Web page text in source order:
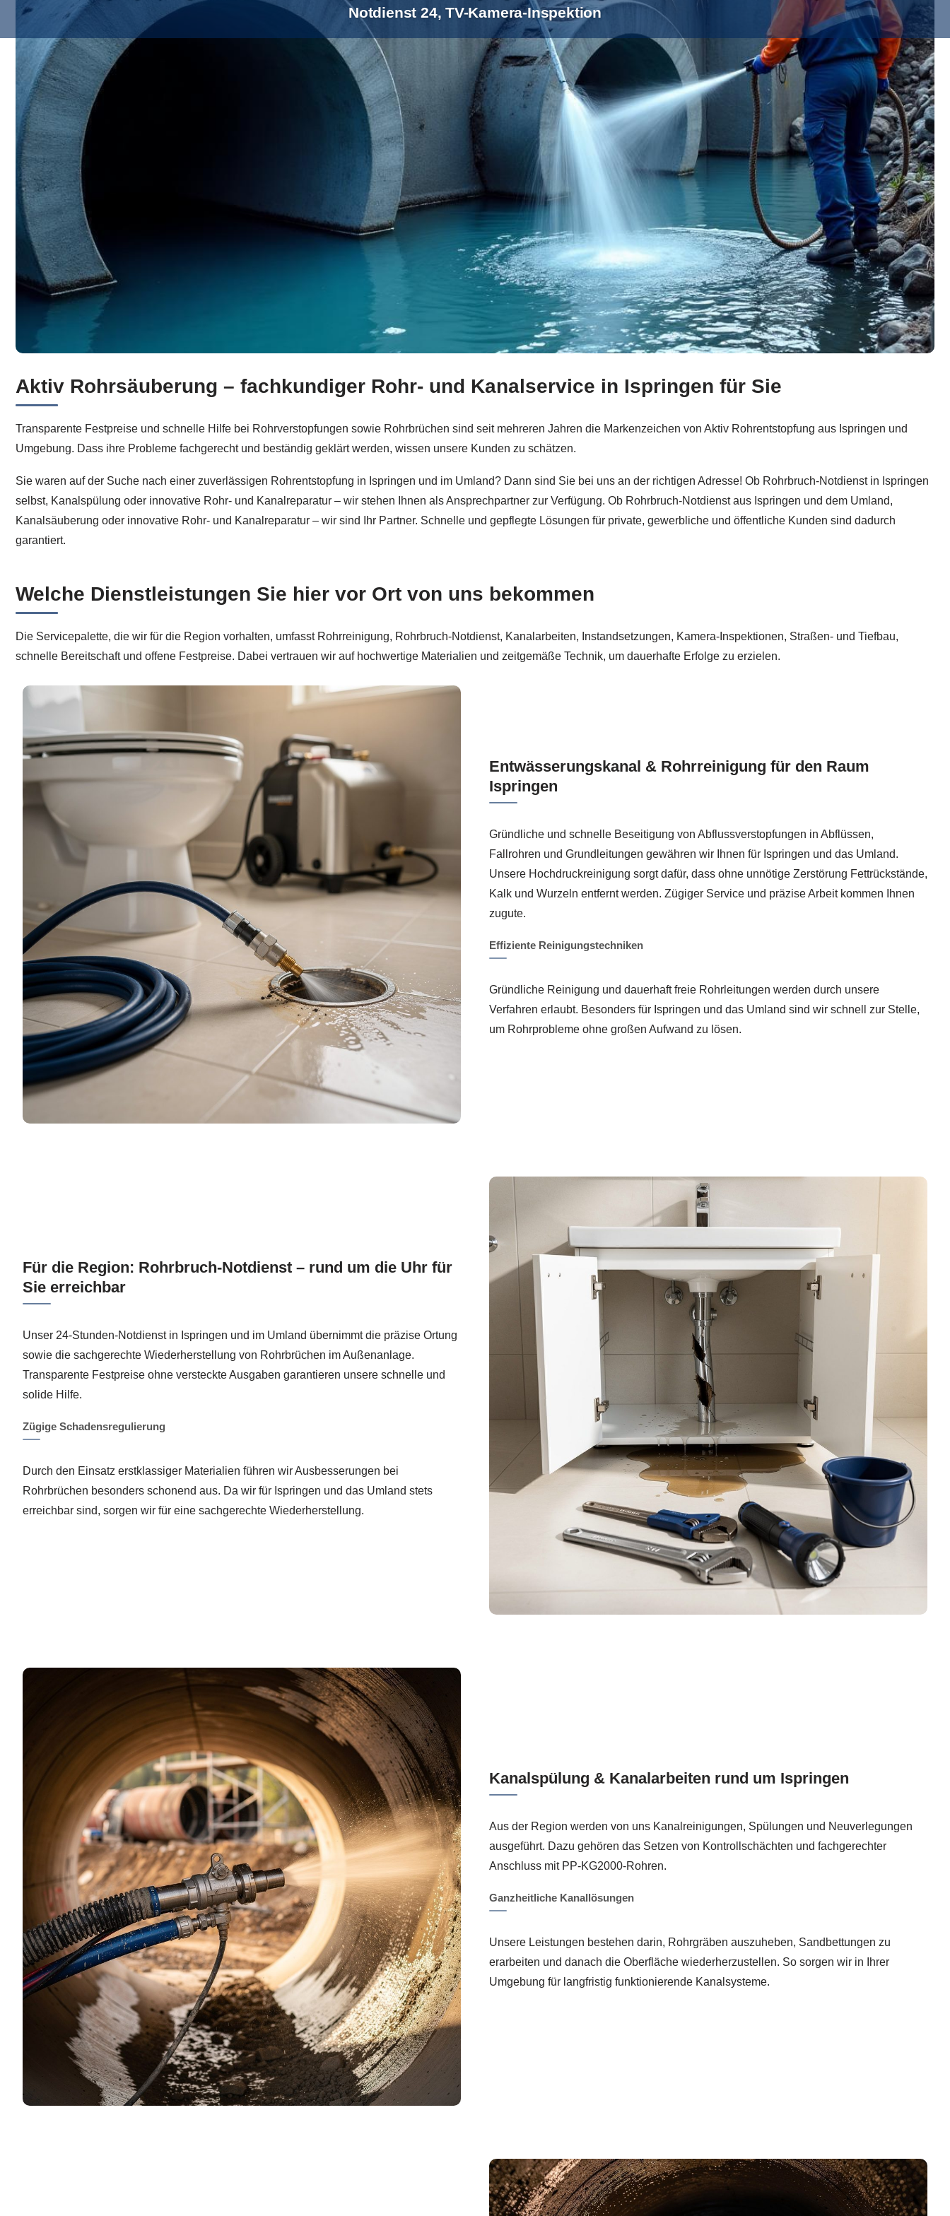
Notdienst 24, TV-Kamera-Inspektion
Werfen Sie einen Blick auf Rohrreinigung in Ispringen bei ↗️Aktiv Rohrreinigung sowie ✓Rohrbruch-Notdienst 24, Rohr- und Kanalsanierung, Kanalreinigung &
Aktiv Rohrsäuberung – fachkundiger Rohr- und Kanalservice in Ispringen für Sie
Transparente Festpreise und schnelle Hilfe bei Rohrverstopfungen sowie Rohrbrüchen sind seit mehreren Jahren die Markenzeichen von Aktiv Rohrentstopfung aus Ispringen und
Umgebung. Dass ihre Probleme fachgerecht und beständig geklärt werden, wissen unsere Kunden zu schätzen.
Sie waren auf der Suche nach einer zuverlässigen Rohrentstopfung in Ispringen und im Umland? Dann sind Sie bei uns an der richtigen Adresse! Ob Rohrbruch-Notdienst in Ispringen
selbst, Kanalspülung oder innovative Rohr- und Kanalreparatur – wir stehen Ihnen als Ansprechpartner zur Verfügung. Ob Rohrbruch-Notdienst aus Ispringen und dem Umland,
Kanalsäuberung oder innovative Rohr- und Kanalreparatur – wir sind Ihr Partner. Schnelle und gepflegte Lösungen für private, gewerbliche und öffentliche Kunden sind dadurch
garantiert.
Welche Dienstleistungen Sie hier vor Ort von uns bekommen
Die Servicepalette, die wir für die Region vorhalten, umfasst Rohrreinigung, Rohrbruch-Notdienst, Kanalarbeiten, Instandsetzungen, Kamera-Inspektionen, Straßen- und Tiefbau,
schnelle Bereitschaft und offene Festpreise. Dabei vertrauen wir auf hochwertige Materialien und zeitgemäße Technik, um dauerhafte Erfolge zu erzielen.
Entwässerungskanal & Rohrreinigung für den Raum
Ispringen
Gründliche und schnelle Beseitigung von Abflussverstopfungen in Abflüssen,
Fallrohren und Grundleitungen gewähren wir Ihnen für Ispringen und das Umland.
Unsere Hochdruckreinigung sorgt dafür, dass ohne unnötige Zerstörung Fettrückstände,
Kalk und Wurzeln entfernt werden. Zügiger Service und präzise Arbeit kommen Ihnen
zugute.
Effiziente Reinigungstechniken
Gründliche Reinigung und dauerhaft freie Rohrleitungen werden durch unsere
Verfahren erlaubt. Besonders für Ispringen und das Umland sind wir schnell zur Stelle,
um Rohrprobleme ohne großen Aufwand zu lösen.
Für die Region: Rohrbruch-Notdienst – rund um die Uhr für
Sie erreichbar
Unser 24-Stunden-Notdienst in Ispringen und im Umland übernimmt die präzise Ortung
sowie die sachgerechte Wiederherstellung von Rohrbrüchen im Außenanlage.
Transparente Festpreise ohne versteckte Ausgaben garantieren unsere schnelle und
solide Hilfe.
Zügige Schadensregulierung
Durch den Einsatz erstklassiger Materialien führen wir Ausbesserungen bei
Rohrbrüchen besonders schonend aus. Da wir für Ispringen und das Umland stets
erreichbar sind, sorgen wir für eine sachgerechte Wiederherstellung.
Kanalspülung & Kanalarbeiten rund um Ispringen
Aus der Region werden von uns Kanalreinigungen, Spülungen und Neuverlegungen
ausgeführt. Dazu gehören das Setzen von Kontrollschächten und fachgerechter
Anschluss mit PP-KG2000-Rohren.
Ganzheitliche Kanallösungen
Unsere Leistungen bestehen darin, Rohrgräben auszuheben, Sandbettungen zu
erarbeiten und danach die Oberfläche wiederherzustellen. So sorgen wir in Ihrer
Umgebung für langfristig funktionierende Kanalsysteme.